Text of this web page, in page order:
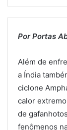
Por Portas
Além de
a Índia
ciclone
calor
de
fenômenos